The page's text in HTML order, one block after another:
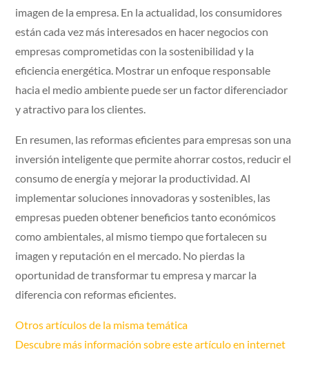
imagen de la empresa. En la actualidad, los consumidores
están cada vez más interesados en hacer negocios con
empresas comprometidas con la sostenibilidad y la
eficiencia energética. Mostrar un enfoque responsable
hacia el medio ambiente puede ser un factor diferenciador
y atractivo para los clientes.
En resumen, las reformas eficientes para empresas son una
inversión inteligente que permite ahorrar costos, reducir el
consumo de energía y mejorar la productividad. Al
implementar soluciones innovadoras y sostenibles, las
empresas pueden obtener beneficios tanto económicos
como ambientales, al mismo tiempo que fortalecen su
imagen y reputación en el mercado. No pierdas la
oportunidad de transformar tu empresa y marcar la
diferencia con reformas eficientes.
Otros artículos de la misma temática
Descubre más información sobre este artículo en internet